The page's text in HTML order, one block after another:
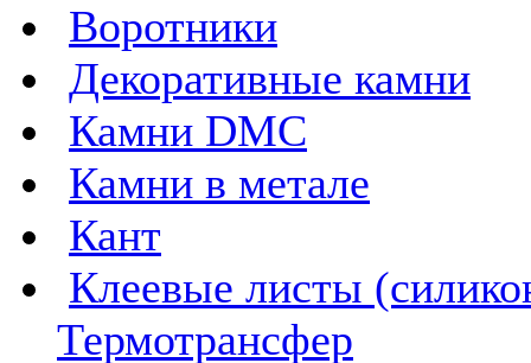
Воротники
Декоративные камни
Камни DMC
Камни в метале
Кант
Клеевые листы
Термотрансфер